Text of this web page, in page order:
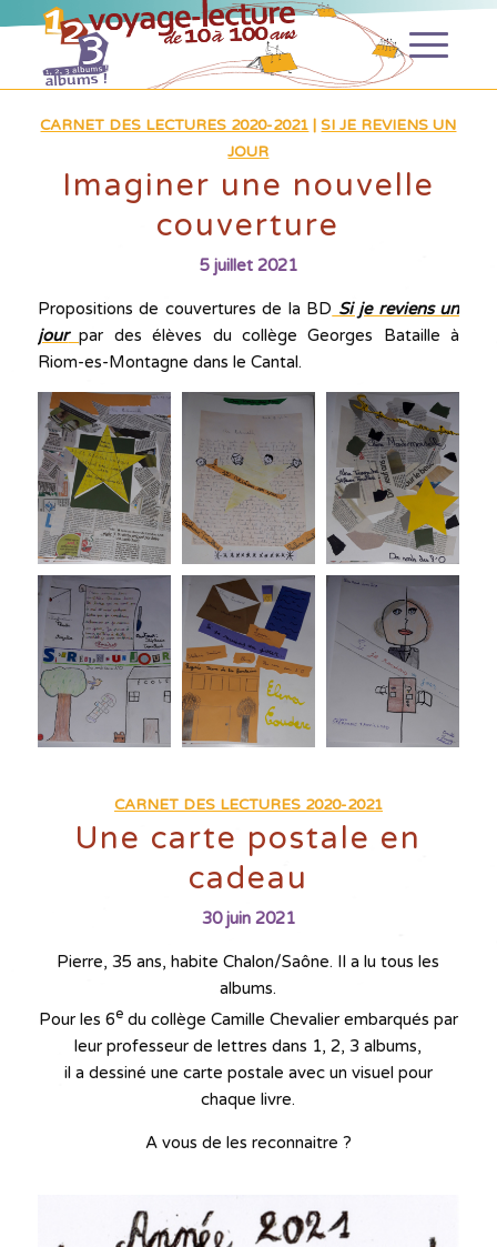
CARNET DES LECTURES 2020-2021 |SI JE REVIENS UN
JOUR
Imaginer une nouvelle
couverture
5 juillet 2021
Propositions de couvertures de la BD Si je reviens un
jour par des élèves du collège Georges Bataille à
Riom-es-Montagne dans le Cantal.
CARNET DES LECTURES 2020-2021
Une carte postale en
cadeau
30 juin 2021
Pierre, 35 ans, habite Chalon/Saône. Il a lu tous les
albums.
Pour les 6edu collège Camille Chevalier embarqués par
leur professeur de lettres dans 1, 2, 3 albums,
il a dessiné une carte postale avec un visuel pour
chaque livre.
A vous de les reconnaitre ?